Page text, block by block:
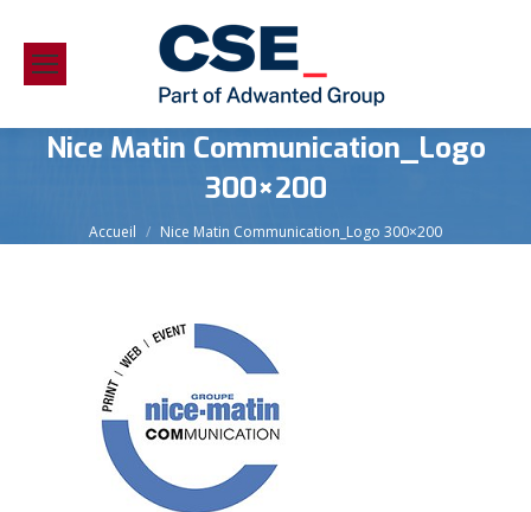
Nice Matin Communication_Logo
300×200
Vous êtes ici :
Accueil Nice Matin Communication_Logo 300×200